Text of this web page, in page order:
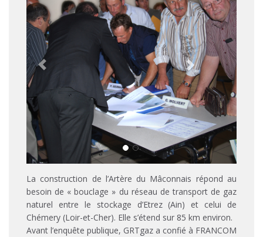
La construction de l’Artère du Mâconnais répond au
besoin de « bouclage » du réseau de transport de gaz
naturel entre le stockage d’Etrez (Ain) et celui de
Chémery (Loir-et-Cher). Elle s’étend sur 85 km environ.
Avant l’enquête publique, GRTgaz a confié à FRANCOM